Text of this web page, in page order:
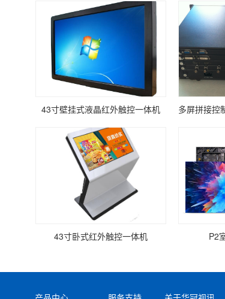
43寸壁挂式液晶红外触控一体机
43寸卧式红外触控一体机 P2